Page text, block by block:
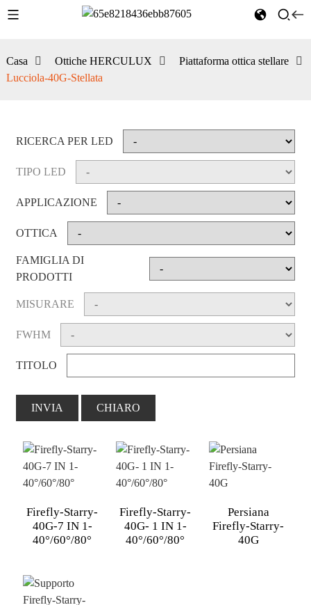
Casa Ottiche HERCULUX
Piattaforma ottica stellare
Lucciola-40G-Stellata
RICERCA PER LED
TIPO LED
APPLICAZIONE
OTTICA
FAMIGLIA DI
PRODOTTI
MISURARE
FWHM
TITOLO
INVIA CHIARO
Firefly-Starry-
40G-7 IN 1-
40°/60°/80°
Firefly-Starry-
40G- 1 IN 1-
40°/60°/80°
Persiana
Firefly-Starry-
40G